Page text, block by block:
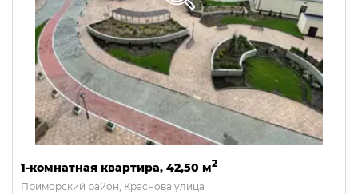
1-комнатная квартира, 42,50 м2
Приморский район, Краснова улица